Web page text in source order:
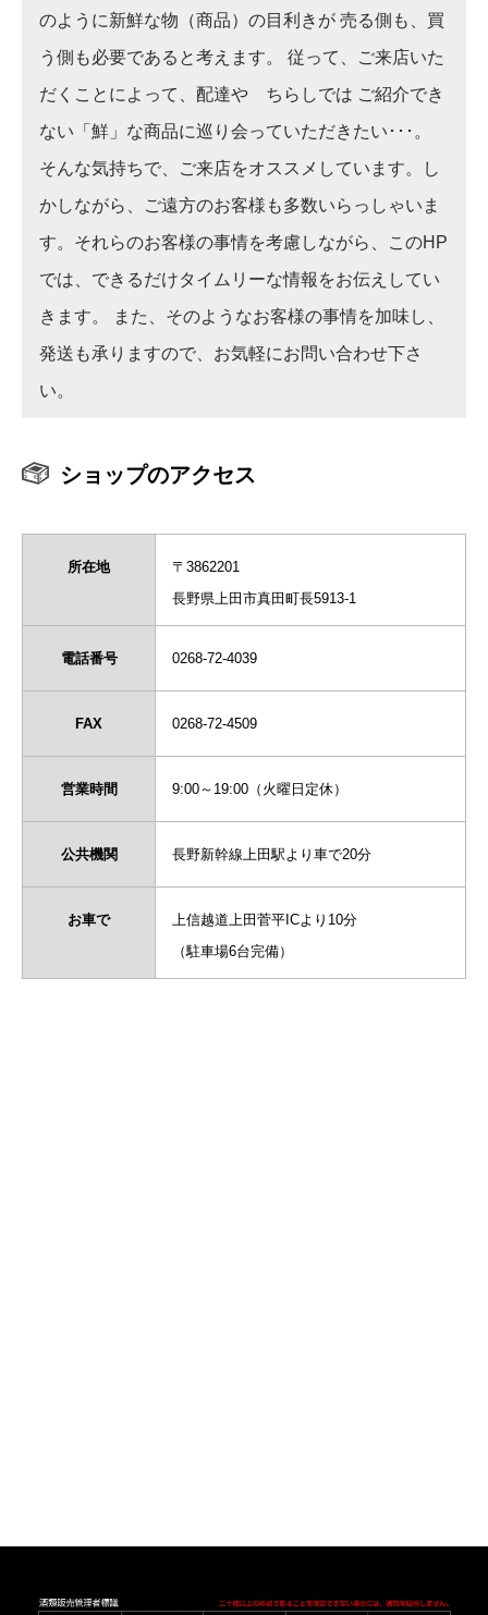
のように新鮮な物（商品）の目利きが 売る側も、買
う側も必要であると考えます。 従って、ご来店いた
だくことによって、配達や ちらしでは ご紹介でき
ない「鮮」な商品に巡り会っていただきたい･･･。
そんな気持ちで、ご来店をオススメしています。し
かしながら、ご遠方のお客様も多数いらっしゃいま
す。それらのお客様の事情を考慮しながら、このHP
では、できるだけタイムリーな情報をお伝えしてい
きます。 また、そのようなお客様の事情を加味し、
発送も承りますので、お気軽にお問い合わせ下さ
い。
ショップのアクセス
所在地
〒3862201
長野県上田市真田町長5913-1
電話番号 0268-72-4039
FAX 0268-72-4509
営業時間 9:00～19:00（火曜日定休）
公共機関 長野新幹線上田駅より車で20分
お車で
上信越道上田菅平ICより10分
（駐車場6台完備）